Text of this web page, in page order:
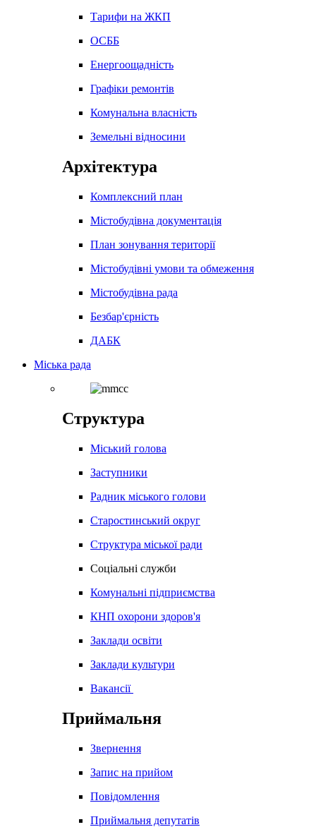
Тарифи на ЖКП
ОСББ
Енергоощадність
Графіки ремонтів
Комунальна власність
Земельні відносини
Архітектура
Комплексний план
Містобудівна документація
План зонування території
Містобудівні умови та обмеження
Містобудівна рада
Безбар'єрність
ДАБК
Міська рада
Структура
Міський голова
Заступники
Радник міського голови
Старостинський округ
Структура міської ради
Соціальні служби
Комунальні підприємства
КНП охорони здоров'я
Заклади освіти
Заклади культури
Вакансії
Приймальня
Звернення
Запис на прийом
Повідомлення
Приймальня депутатів